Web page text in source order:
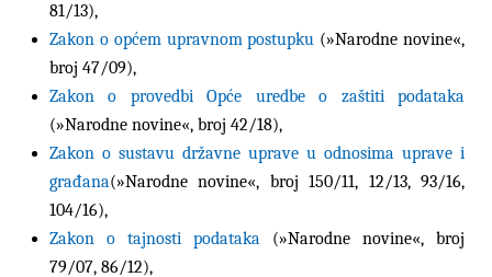
81/13),
Zakon o općem upravnom postupku (»Narodne novine«,
broj 47/09),
Zakon o provedbi Opće uredbe o zaštiti podataka
(»Narodne novine«, broj 42/18),
Zakon o sustavu državne uprave u odnosima uprave i
građana(»Narodne novine«, broj150/11, 12/13, 93/16,
104/16),
Zakon o tajnosti podataka (»Narodne novine«, broj
79/07, 86/12),